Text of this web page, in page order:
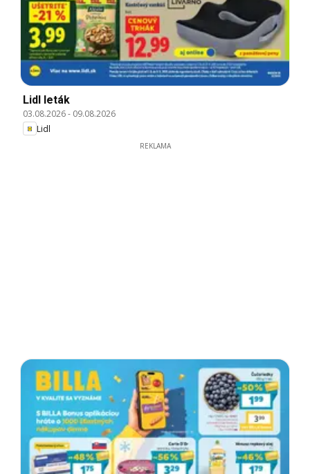
Lidl leták
03.08.2026- 09.08.2026
Lidl
REKLAMA